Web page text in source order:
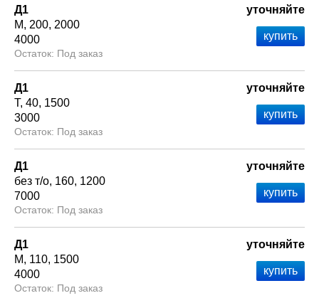
Д1
М
200 2000
4000
Под заказ
уточняйте
Д1
Т 40 1500
3000
Под заказ
уточняйте
Д1
без т/о 160 1200
7000
Под заказ
уточняйте
Д1
М
110 1500
4000
Под заказ
уточняйте